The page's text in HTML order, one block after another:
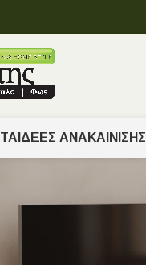
ΙΔΈΕΣ ΑΝΑΚΑΊΝΙΣΗΣ